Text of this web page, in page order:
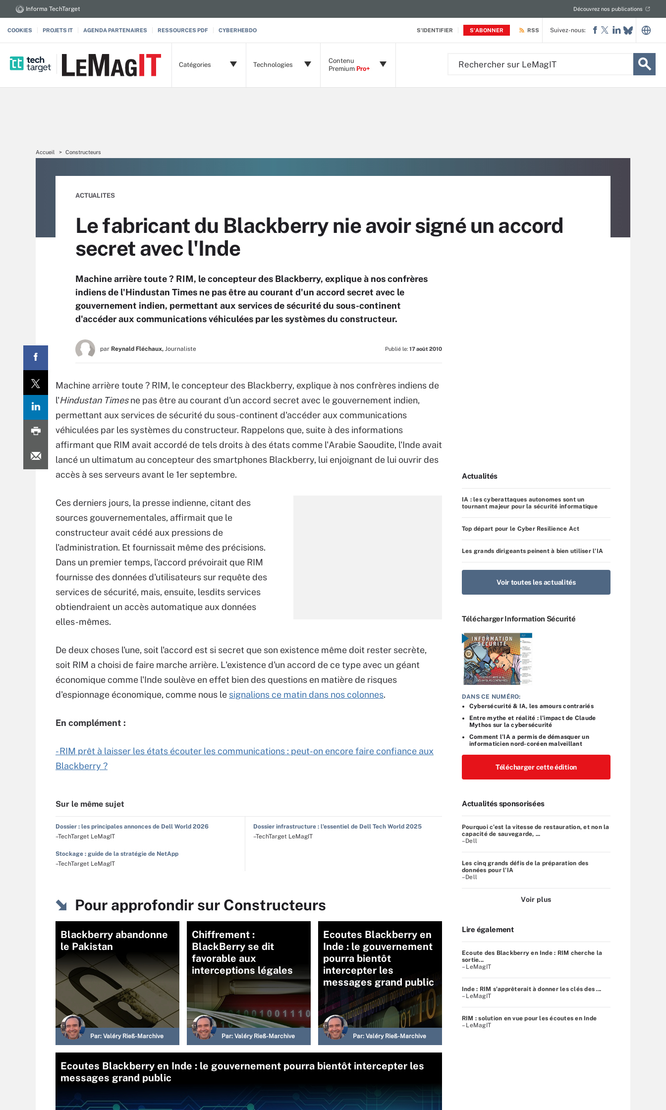
S'IDENTIFIER S'ABONNER
Informa TechTarget Découvrez nos publications
COOKIES PROJETS IT AGENDA PARTENAIRES RESSOURCES PDF CYBERHEBDO RSS
Catégories Technologies
Contenu
Premium Pro+
Suivez-nous:
Accueil Constructeurs
ACTUALITES
Le fabricant du Blackberry nie avoir signé un accord
secret avec l'Inde
Machine arrière toute ? RIM, le concepteur des Blackberry, explique à nos confrères
indiens de l'Hindustan Times ne pas être au courant d'un accord secret avec le
gouvernement indien, permettant aux services de sécurité du sous-continent
d'accéder aux communications véhiculées par les systèmes du constructeur.
par Reynald Fléchaux, Journaliste Publié le: 17 août 2010
Machine arrière toute ? RIM, le concepteur des Blackberry, explique à nos confrères indiens de
l'Hindustan Timesne pas être au courant d'un accord secret avec le gouvernement indien,
permettant aux services de sécurité du sous-continent d'accéder aux communications
véhiculées par les systèmes du constructeur. Rappelons que, suite à des informations
affirmant que RIM avait accordé de tels droits à des états comme l'Arabie Saoudite, l'Inde avait
lancé un ultimatum au concepteur des smartphones Blackberry, lui enjoignant de lui ouvrir des
accès à ses serveurs avant le 1er septembre.
Ces derniers jours, la presse indienne, citant des
sources gouvernementales, affirmait que le
constructeur avait cédé aux pressions de
l'administration. Et fournissait même des précisions.
Dans un premier temps, l'accord prévoirait que RIM
fournisse des données d'utilisateurs sur requête des
services de sécurité, mais, ensuite, lesdits services
obtiendraient un accès automatique aux données
elles-mêmes.
De deux choses l'une, soit l'accord est si secret que son existence même doit rester secrète,
soit RIM a choisi de faire marche arrière. L'existence d'un accord de ce type avec un géant
économique comme l'Inde soulève en effet bien des questions en matière de risques
d'espionnage économique, comme nous le signalions ce matin dans nos colonnes.
En complément :
- RIM prêt à laisser les états écouter les communications : peut-on encore faire confiance aux
Blackberry ?
Sur le même sujet
Dossier : les principales annonces de Dell World 2026
–TechTarget LeMagIT
Dossier infrastructure : l'essentiel de Dell Tech World 2025
–TechTarget LeMagIT
Stockage : guide de la stratégie de NetApp
–TechTarget LeMagIT
Pour approfondir sur Constructeurs
Blackberry abandonne
le Pakistan
Par: Valéry Rieß-Marchive
Chiffrement :
BlackBerry se dit
favorable aux
interceptions légales
Par: Valéry Rieß-Marchive
Ecoutes Blackberry en
Inde : le gouvernement
pourra bientôt
intercepter les
messages grand public
Par: Valéry Rieß-Marchive
Ecoutes Blackberry en Inde : le gouvernement pourra bientôt intercepter les
messages grand public
Actualités
IA : les cyberattaques autonomes sont un
tournant majeur pour la sécurité informatique
Top départ pour le Cyber Resilience Act
Les grands dirigeants peinent à bien utiliser l’IA
Voir toutes les actualités
Télécharger Information Sécurité
DANS CE NUMÉRO:
Cybersécurité & IA, les amours contrariés
Entre mythe et réalité : l’impact de Claude
Mythos sur la cybersécurité
Comment l’IA a permis de démasquer un
informaticien nord-coréen malveillant
Télécharger cette édition
Actualités sponsorisées
Pourquoi c’est la vitesse de restauration, et non la
capacité de sauvegarde, ...
–Dell
Les cinq grands défis de la préparation des
données pour l’IA
–Dell
Voir plus
Lire également
Ecoute des Blackberry en Inde : RIM cherche la
sortie...
– LeMagIT
Inde : RIM s'apprêterait à donner les clés des ...
– LeMagIT
RIM : solution en vue pour les écoutes en Inde
– LeMagIT